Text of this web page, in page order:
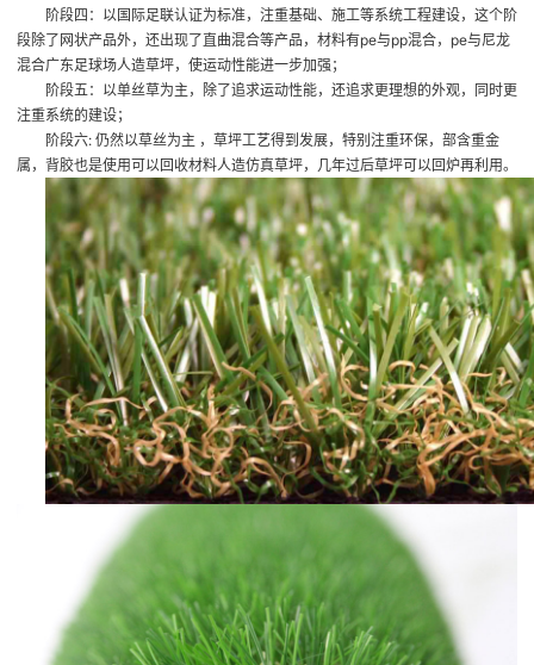
阶段四：以国际足联认证为标准，注重基础、施工等系统工程建设，这个阶
段除了网状产品外，还出现了直曲混合等产品，材料有pe与pp混合，pe与尼龙
混合广东足球场人造草坪，使运动性能进一步加强；
阶段五：以单丝草为主，除了追求运动性能，还追求更理想的外观，同时更
注重系统的建设；
阶段六: 仍然以草丝为主 ，草坪工艺得到发展，特别注重环保，部含重金
属，背胶也是使用可以回收材料人造仿真草坪，几年过后草坪可以回炉再利用。